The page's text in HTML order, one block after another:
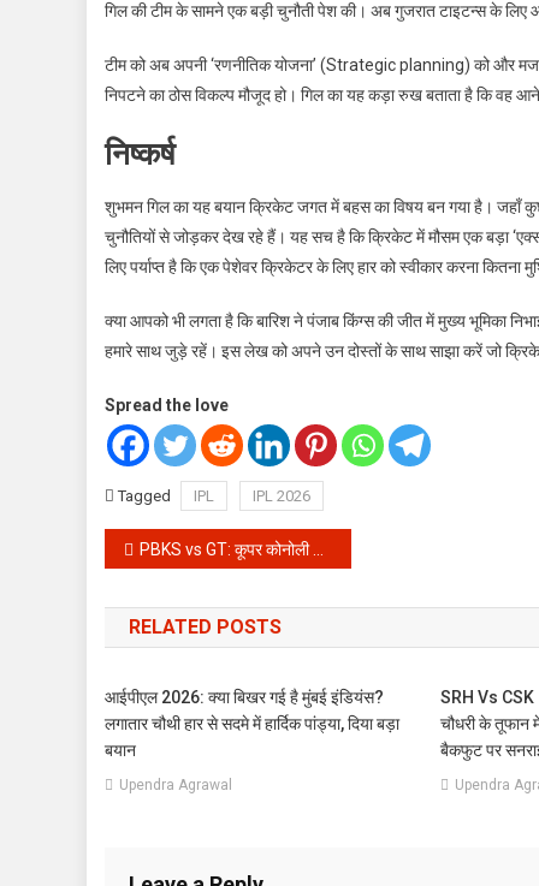
गिल की टीम के सामने एक बड़ी चुनौती पेश की। अब गुजरात टाइटन्स के लिए
टीम को अब अपनी ‘रणनीतिक योजना’ (Strategic planning) को और
निपटने का ठोस विकल्प मौजूद हो। गिल का यह कड़ा रुख बताता है कि वह
निष्कर्ष
शुभमन गिल का यह बयान क्रिकेट जगत में बहस का विषय बन गया है। जहाँ
चुनौतियों से जोड़कर देख रहे हैं। यह सच है कि क्रिकेट में मौसम एक बड़ा
लिए पर्याप्त है कि एक पेशेवर क्रिकेटर के लिए हार को स्वीकार करना
क्या आपको भी लगता है कि बारिश ने पंजाब किंग्स की जीत में मुख्य भूमिका
हमारे साथ जुड़े रहें। इस लेख को अपने उन दोस्तों के साथ साझा करें जो
Spread the love
Tagged IPL IPL 2026
Post
navigation
PBKS vs GT: कूपर कोनोली ने अपने डेब्यू मैच में मचाया तहलका, प्रसिद्ध कृष्णा की मेहनत पर भारी पड़ी पंजाब की जीत
RELATED POSTS
आईपीएल 2026: क्या बिखर गई है मुंबई इंडियंस?
लगातार चौथी हार से सदमे में हार्दिक पांड्या, दिया बड़ा
बयान
Upendra Agrawal
SRH Vs
चौधरी के तूफान
बैकफुट पर
Upendra